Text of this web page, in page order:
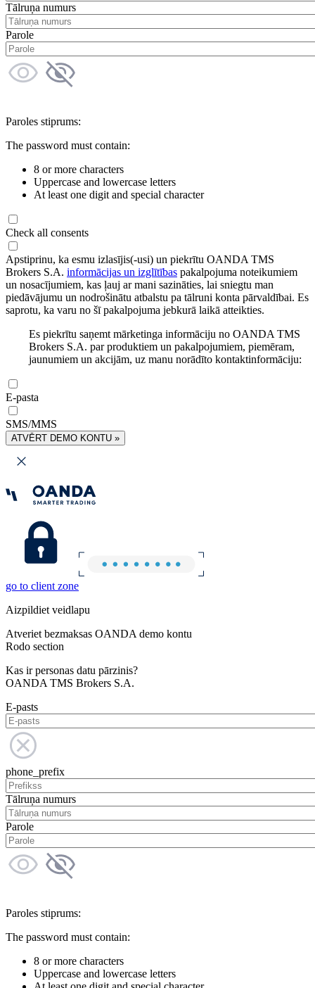
Tālruņa numurs
Parole
Paroles stiprums:
The password must contain:
8 or more characters
Uppercase and lowercase letters
At least one digit and special character
Check all consents
Apstiprinu, ka esmu izlasījis(-usi) un piekrītu OANDA TMS
Brokers S.A. informācijas un izglītības pakalpojuma noteikumiem
un nosacījumiem, kas ļauj ar mani sazināties, lai sniegtu man
piedāvājumu un nodrošinātu atbalstu pa tālruni konta pārvaldībai. Es
saprotu, ka varu no šī pakalpojuma jebkurā laikā atteikties.
Es piekrītu saņemt mārketinga informāciju no OANDA TMS
Brokers S.A. par produktiem un pakalpojumiem, piemēram,
jaunumiem un akcijām, uz manu norādīto kontaktinformāciju:
E-pasta
SMS/MMS
ATVĒRT DEMO KONTU »
go to client zone
Aizpildiet veidlapu
Atveriet bezmaksas OANDA demo kontu
Rodo section
Kas ir personas datu pārzinis?
OANDA TMS Brokers S.A.
E-pasts
phone_prefix
Tālruņa numurs
Parole
Paroles stiprums:
The password must contain:
8 or more characters
Uppercase and lowercase letters